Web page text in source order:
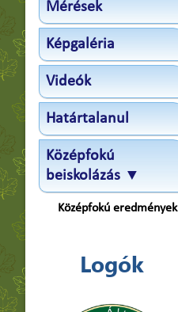
Mérések
Képgaléria
Videók
Határtalanul
Középfokú
beiskolázás ▼
Középfokú eredmények
Logók